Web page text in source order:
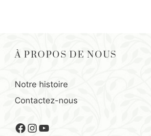
À PROPOS DE NOUS
Notre histoire
Contactez-nous
Facebook
Instagram
YouTube